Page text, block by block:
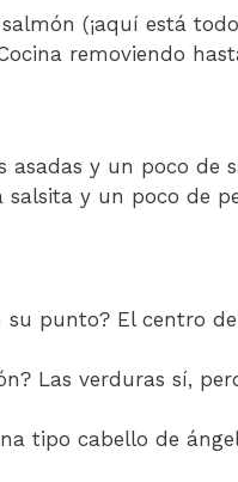
(¡aquí está
removiendo
y un poco de
y un poco de
su punto? El centro
Las verduras sí,
tipo cabello de